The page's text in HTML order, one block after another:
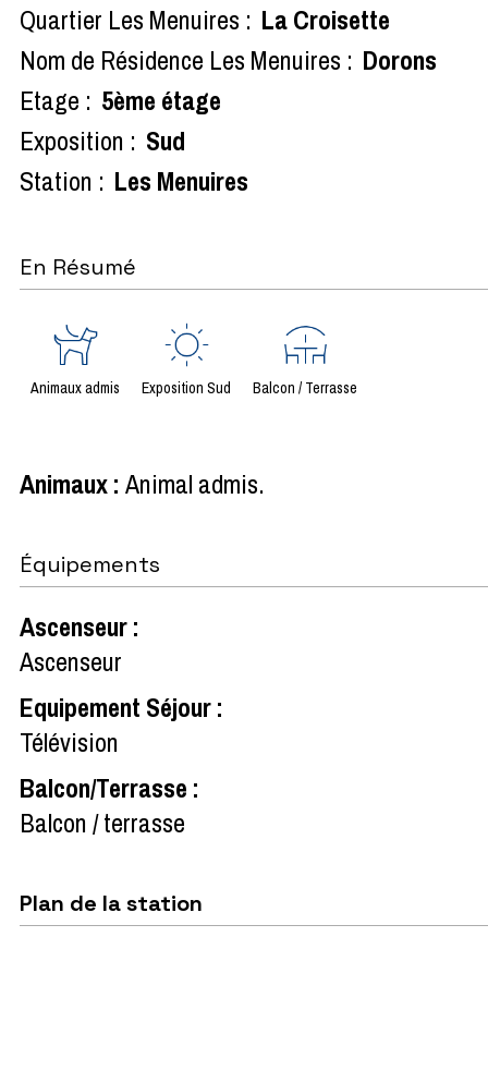
Quartier Les Menuires : La Croisette
Nom de Résidence Les Menuires : Dorons
Etage : 5ème étage
Exposition : Sud
Station : Les Menuires
En Résumé
Animaux admis Exposition Sud Balcon / Terrasse
Animaux: Animal admis
Équipements
Ascenseur:
Ascenseur
Equipement Séjour:
Télévision
Balcon/Terrasse :
Balcon / terrasse
Plan de la station